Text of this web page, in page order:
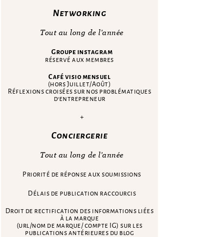
Networking
Tout au long de l'année
Groupe instagram
réservé aux membres
Café visio mensuel
(hors Juillet/Août)
Réflexions croisées sur nos problématiques
d'entrepreneur
+
Conciergerie
Tout au long de l'année
Priorité de réponse aux soumissions
Délais de publication raccourcis
Droit de rectification des informations liées
à la marque
(url/nom de marque/ compte IG) sur les
publications antérieures du blog